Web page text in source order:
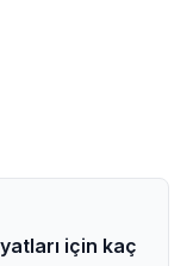
için kaç